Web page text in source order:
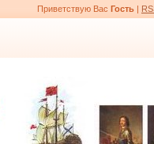
Приветствую Вас Гость |